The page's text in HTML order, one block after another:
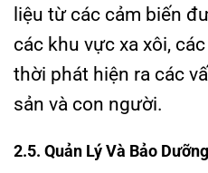
liệu từ các cảm biến
các khu vực xa xôi,
thời phát hiện ra các
sản và con người.
2.5. Quản Lý Và Bảo